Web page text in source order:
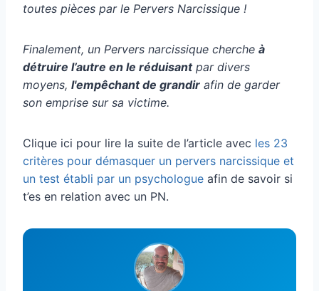
toutes pièces par le Pervers Narcissique !
Finalement, un Pervers narcissique cherche à
détruire l’autre en le réduisantpar divers
moyens, l'empêchant de grandir afin de garder
son emprise sur sa victime.
Clique ici pour lire la suite de l’article avec les 23
critères pour démasquer un pervers narcissique et
un test établi par un psychologue afin de savoir si
t’es en relation avec un PN.